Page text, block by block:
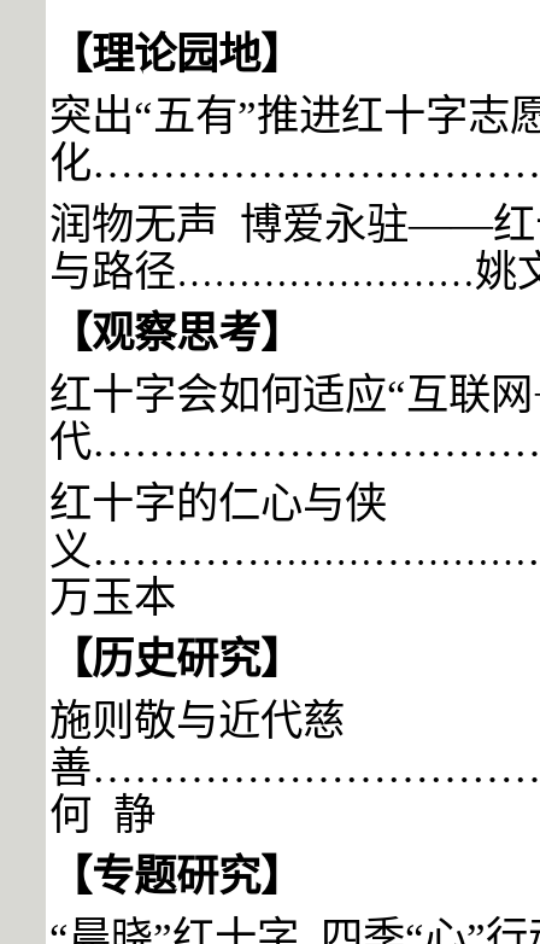
【理论园地】
突出“五有”推进红十字志
化
润物无声 博爱永驻——红
与路径……………………姚
【观察思考】
红十字会如何适应“互联网
代
红十字的仁心与侠
义……………………………
万玉本
【历史研究】
施则敬与近代慈
善
何 静
【专题研究】